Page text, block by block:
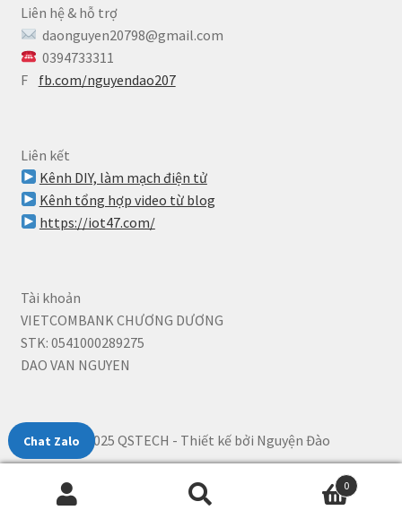
Liên hệ & hỗ trợ
daonguyen20798@gmail.com
0394733311
F fb.com/nguyendao207
Liên kết
Kênh DIY, làm mạch điện tử
Kênh tổng hợp video từ blog
https://iot47.com/
Tài khoản
VIETCOMBANK CHƯƠNG DƯƠNG
STK: 0541000289275
DAO VAN NGUYEN
© 2025 QSTECH - Thiết kế bởi Nguyện Đào
0
Chat Zalo
0394733311